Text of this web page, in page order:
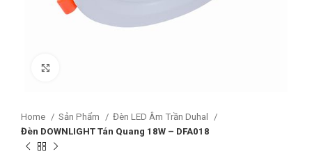
Home Sản Phẩm
Đèn LED Âm Trần Duhal
Đèn DOWNLIGHT Tán Quang 18W – DFA018